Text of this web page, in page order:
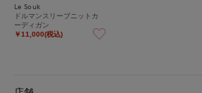
Le Souk
ドルマンスリーブニットカ
ーディガン
￥11,000(税込)